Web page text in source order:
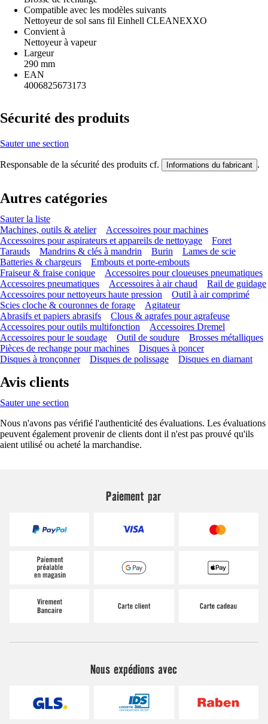
Compatible avec les modèles suivants
Nettoyeur de sol sans fil Einhell CLEANEXXO
Convient à
Nettoyeur à vapeur
Largeur
290 mm
EAN
4006825673173
Sécurité des produits
Sauter une section
Responsable de la sécurité des produits cf. Informations du fabricant .
Autres catégories
Sauter la liste
Machines, outils & atelier
Accessoires pour machines
Accessoires pour aspirateurs et appareils de nettoyage
Foret
Tarauds
Mandrins & clés à mandrin Burin
Lames de scie
Batteries & chargeurs
Embouts et porte-embouts
Fraiseur & fraise conique
Accessoires pour cloueuses pneumatiques
Accessoires pneumatiques
Accessoires à air chaud
Rail de guidage
Accessoires pour nettoyeurs haute pression
Outil à air comprimé
Scies cloche & couronnes de forage
Agitateur
Abrasifs et papiers abrasifs
Clous & agrafes pour agrafeuse
Accessoires pour outils multifonction
Accessoires Dremel
Accessoires pour le soudage
Outil de soudure
Brosses métalliques
Pièces de rechange pour machines
Disques à poncer
Disques à tronçonner
Disques de polissage Disques en diamant
Avis clients
Sauter une section
Nous n'avons pas vérifié l'authenticité des évaluations. Les évaluations
peuvent également provenir de clients dont il n'est pas prouvé qu'ils
aient utilisé ou acheté la marchandise.
Paiement par
Nous expédions avec